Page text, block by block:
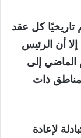
تاريخيًا كل عقد
أن الرئيس
إلى
ذات
لإعادة